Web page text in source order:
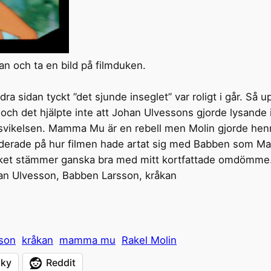
och ta en bild på filmduken.
sidan tyckt ”det sjunde inseglet” var roligt i går. Så
det hjälpte inte att Johan Ulvessons gjorde lysande
Mamma Mu är en rebell men Molin gjorde
på hur filmen hade artat sig med Babben som
stämmer ganska bra med mitt kortfattade
Ulvesson, Babben Larsson, kråkan
kråkan mamma mu Rakel Molin
Reddit